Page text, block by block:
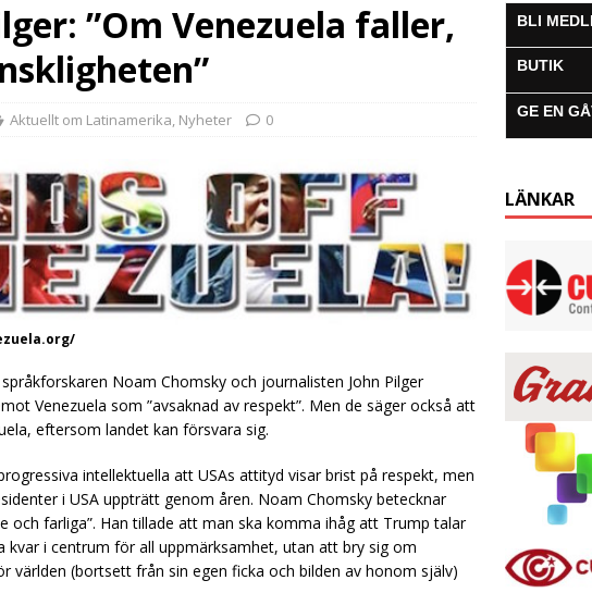
”Om Venezuela faller,
Aktuellt om Latinamerika, Nyheter 0
Noam Chomsky och journalisten John Pilger
Venezuela som ”avsaknad av respekt”. Men de säger också att
eftersom landet kan försvara sig.
intellektuella att USAs attityd visar brist på respekt, men
i USA uppträtt genom åren. Noam Chomsky betecknar
och farliga”. Han tillade att man ska komma ihåg att Trump talar
kvar i centrum för all uppmärksamhet, utan att bry sig om
världen (bortsett från sin egen ficka och bilden av honom själv)
BLI
BUTIK
GE EN
LÄNKAR